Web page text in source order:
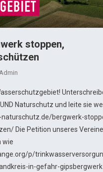
stoppen,
Naturschutz und leite sie
bergwerk-
Die Petition unseres
wie
p/
in-gefahr-